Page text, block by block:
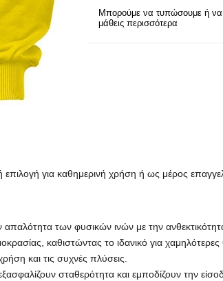
Μπορούμε να τυπώσουμε ή να
μάθεις περισσότερα
επιλογή για καθημερινή χρήση ή ως μέρος
των φυσικών ινών με την
καθιστώντας το ιδανικό για χαμηλότερες
και τις συχνές πλύσεις.
σταθερότητα και εμποδίζουν την